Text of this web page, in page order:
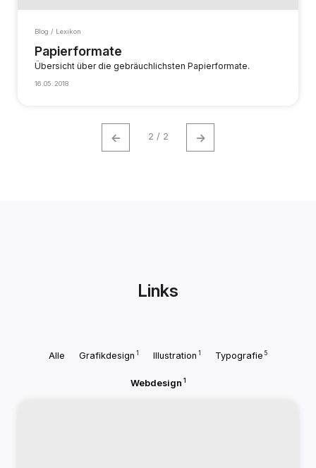
Blog / Lexikon
Papierformate
Übersicht über die gebräuchlichsten Papierformate.
16.05.2018
← 2 / 2 →
Links
Alle Grafikdesign 1 Illustration 1 Typografie 5
Webdesign 1